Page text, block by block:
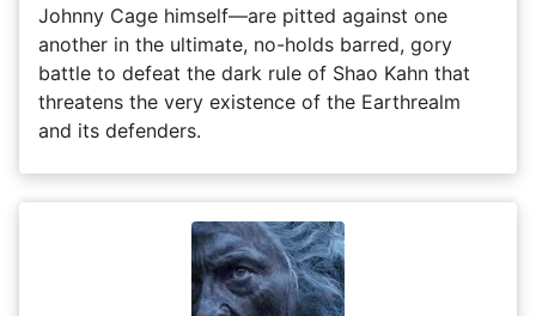
Johnny Cage himself—are pitted against one
another in the ultimate, no-holds barred, gory
battle to defeat the dark rule of Shao Kahn that
threatens the very existence of the Earthrealm
and its defenders.